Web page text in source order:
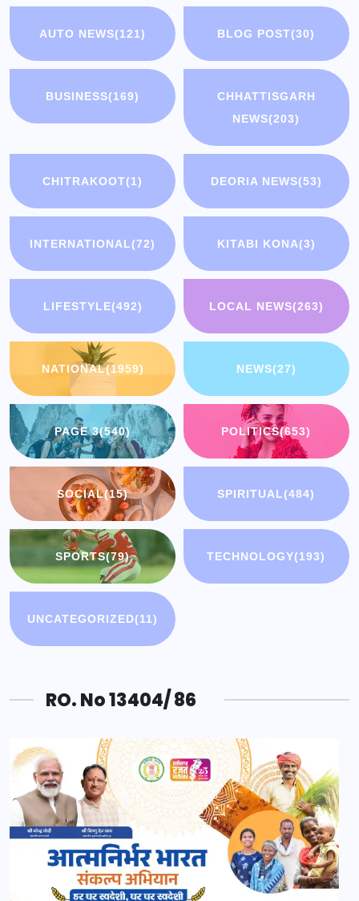
AUTO NEWS(121) BLOG POST(30)
BUSINESS(169)
CHHATTISGARH
NEWS(203)
CHITRAKOOT(1) DEORIA NEWS(53)
INTERNATIONAL(72) KITABI KONA(3)
LIFESTYLE(492) LOCAL NEWS(263)
NATIONAL(1959) NEWS(27)
PAGE 3(540) POLITICS(653)
SOCIAL(15) SPIRITUAL(484)
SPORTS(79) TECHNOLOGY(193)
UNCATEGORIZED(11)
RO. No 13404/ 86